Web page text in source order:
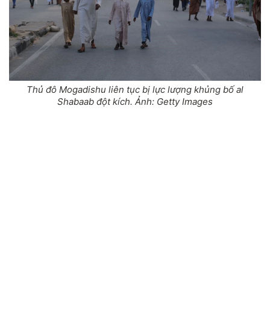
Thủ đô Mogadishu liên tục bị lực lượng khủng bố al
Shabaab đột kích. Ảnh: Getty Images